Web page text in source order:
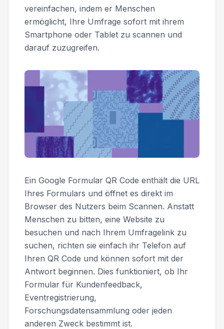
vereinfachen, indem er Menschen
ermöglicht, Ihre Umfrage sofort mit ihrem
Smartphone oder Tablet zu scannen und
darauf zuzugreifen.
Ein Google Formular QR Code enthält die URL
Ihres Formulars und öffnet es direkt im
Browser des Nutzers beim Scannen. Anstatt
Menschen zu bitten, eine Website zu
besuchen und nach Ihrem Umfragelink zu
suchen, richten sie einfach ihr Telefon auf
Ihren QR Code und können sofort mit der
Antwort beginnen. Dies funktioniert, ob Ihr
Formular für Kundenfeedback,
Eventregistrierung,
Forschungsdatensammlung oder jeden
anderen Zweck bestimmt ist.